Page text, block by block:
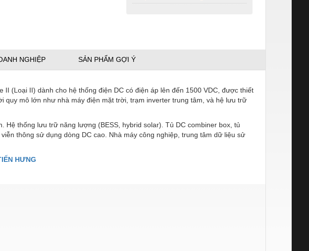
NGHIỆP SẢN PHẨM GỢI Ý
II (Loại II) dành cho hệ thống điện DC có điện áp lên đến 1500 VDC, được thiết
quy mô lớn như nhà máy điện mặt trời, trạm inverter trung tâm, và hệ lưu trữ
thống lưu trữ năng lượng (BESS, hybrid solar). Tủ DC combiner box, tủ
thông sử dụng dòng DC cao. Nhà máy công nghiệp, trung tâm dữ liệu sử
HƯNG